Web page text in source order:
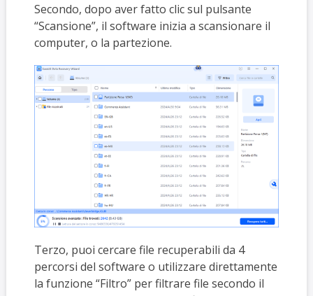
Secondo, dopo aver fatto clic sul pulsante
“Scansione”, il software inizia a scansionare il
computer, o la partezione.
Terzo, puoi cercare file recuperabili da 4
percorsi del software o utilizzare direttamente
la funzione “Filtro” per filtrare file secondo il